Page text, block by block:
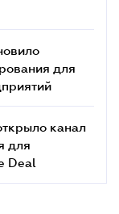
для
канал
для
Deal